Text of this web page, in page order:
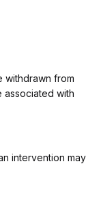
withdrawn from
associated with
intervention may